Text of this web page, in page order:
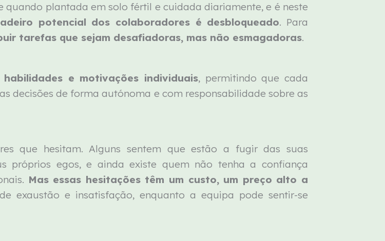
plantada em solo fértil e cuidada diariamente, e é neste
potencial dos colaboradores é desbloqueado. Para
tarefas que sejam desafiadoras, mas não esmagadoras.
e motivações individuais, permitindo que cada
decisões de forma autónoma e com responsabilidade sobre as
que hesitam. Alguns sentem que estão a fugir das suas
próprios egos, e ainda existe quem não tenha a confiança
Mas essas hesitações têm um custo, um preço alto a
exaustão e insatisfação, enquanto a equipa pode sentir-se